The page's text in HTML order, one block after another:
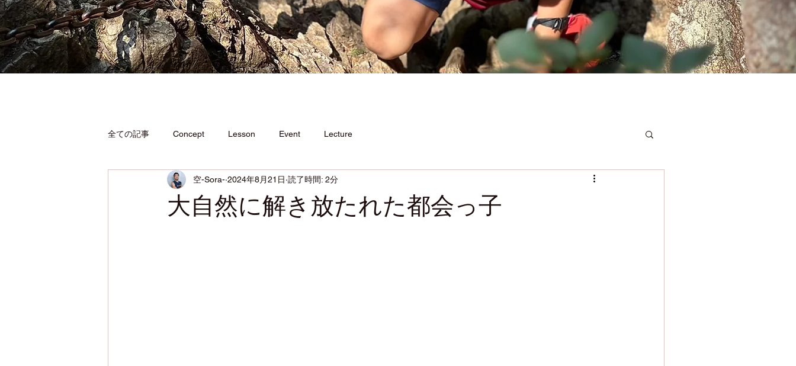
全ての記事 Concept Lesson Event Lecture
大自然に解き放たれた都会っ子
空-Sora- 2024年8月21日 読了時間: 2分